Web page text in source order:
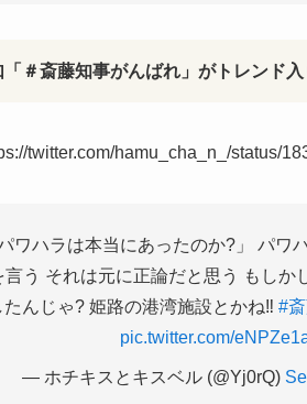
＃斎藤知事がんばれ」がトレンド入
twitter.com/hamu_cha_n_/status/
ワハラは本当にあったのか?」 パワ
う それは元に正論だと思う もし
んじゃ? 姫路の港湾施設とかね‼️ #
pic.twitter.com/
— ホチキスとキスベル (@Yj0rQ)